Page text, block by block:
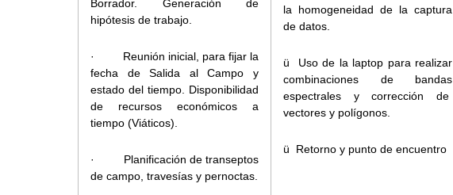
Borrador. Generación de
hipótesis de trabajo.
· Reunión inicial, para fijar la
fecha de Salida al Campo y
estado del tiempo. Disponibilidad
de recursos económicos a
tiempo (Viáticos).
· Planificación de transeptos
de campo, travesías y pernoctas.
la homogeneidad de la captura
de datos.
ü Uso de la laptop para realizar
combinaciones de bandas
espectrales y corrección de
vectores y polígonos.
ü Retorno y punto de encuentro